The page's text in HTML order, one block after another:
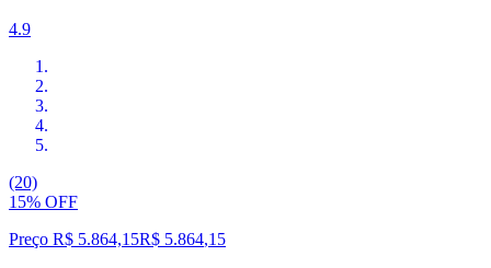
4.9
(20)
15% OFF
Preço R$ 5.864,15R$ 5.864,15